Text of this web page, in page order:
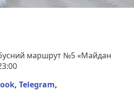
маршрут №5 «Майдан
,Telegram,